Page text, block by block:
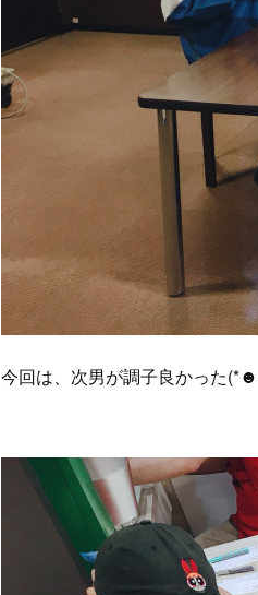
今回は、次男が調子良かった